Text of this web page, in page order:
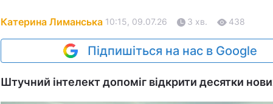
Катерина Лиманська 10:15, 09.07.26 3 хв. 438
Підпишіться на нас в Google
Штучний інтелект допоміг відкрити десятки